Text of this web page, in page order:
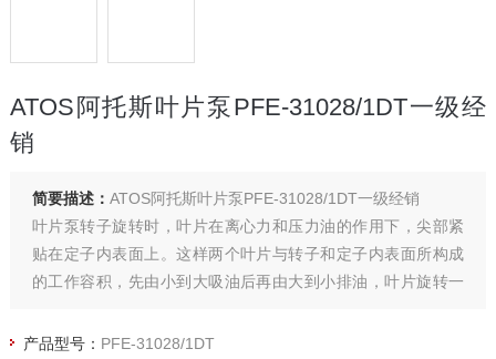
ATOS阿托斯叶片泵PFE-31028/1DT一级经
销
简要描述： ATOS阿托斯叶片泵PFE-31028/1DT一级经销
叶片泵转子旋转时，叶片在离心力和压力油的作用下，尖部紧
贴在定子内表面上。这样两个叶片与转子和定子内表面所构成
的工作容积，先由小到大吸油后再由大到小排油，叶片旋转一
由转子2、定子3、叶片4、配油盘和端盖等部件所组成。
产品型号： PFE-31028/1DT